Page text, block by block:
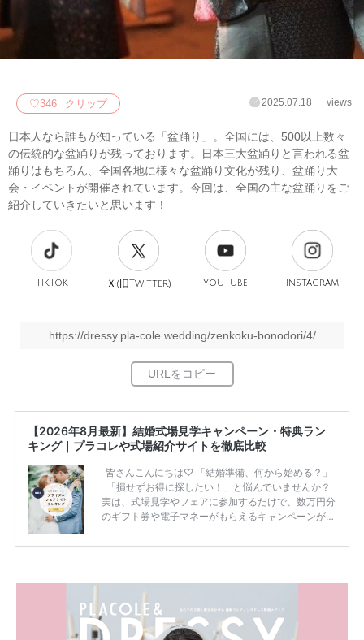
♡346 クリップ 2025.07.18 views
日本人なら誰もが知っている「盆踊り」。全国には、500以上数々
の伝統的な盆踊りが残っております。日本三大盆踊りと言われる盆
踊りはもちろん、全国各地に様々な盆踊り文化が残り、盆踊り大
会・イベントが開催されています。今回は、全国の主な盆踊りをご
紹介していきたいと思います！
TikTok Ｘ(旧Twitter) YouTube Instagram
https://dressy.pla-cole.wedding/zenkoku-bonodori/4/
【2026年8月最新】結婚式場見学キャンペーン・特典ラン
キング｜プラコレや式場紹介サイトを徹底比較
皆さんこんにちは♡ 「結婚準備、何から始める？」
「損せずお得に探したい！」と悩んでいませんか？
実は、式場見学やフェアに参加するだけで、数万円分
のギフト券や電子マネーがもらえるキャンペーンがあ
ため、比較せずに選ぶと損をしてしまうことも……。
内容：特典金額・条件・応募方法・注意点 「どこが
一番お得？」「プラコレの特典は？」といった疑問も
解決します。 まずは診断で候補を絞れる「ウェディ